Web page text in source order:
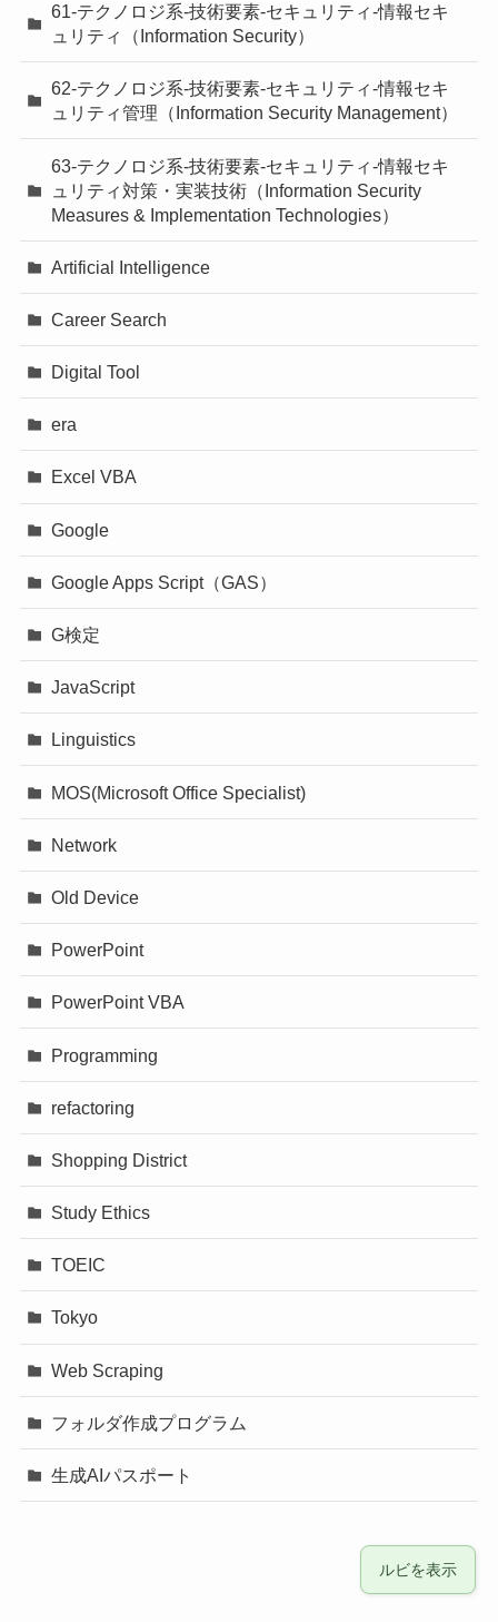
61-テクノロジ系-技術要素-セキュリティ-情報セキ
ュリティ（Information Security）
62-テクノロジ系-技術要素-セキュリティ-情報セキ
ュリティ管理（Information Security Management）
63-テクノロジ系-技術要素-セキュリティ-情報セキ
ュリティ対策・実装技術（Information Security
Measures & Implementation Technologies）
Artificial Intelligence
Career Search
Digital Tool
era
Excel VBA
Google
Google Apps Script（GAS）
G検定
JavaScript
Linguistics
MOS(Microsoft Office Specialist)
Network
Old Device
PowerPoint
PowerPoint VBA
Programming
refactoring
Shopping District
Study Ethics
TOEIC
Tokyo
Web Scraping
フォルダ作成プログラム
生成AIパスポート
ルビを表示